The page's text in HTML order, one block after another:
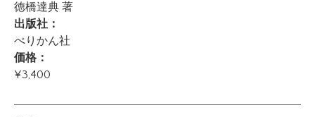
徳橋達典 著
出版社：
ぺりかん社
価格：
¥3,400